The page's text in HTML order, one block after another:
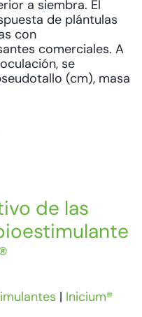
a siembra. El
de plántulas
con
comerciales. A
se
(cm), masa
de las
| Inicium®